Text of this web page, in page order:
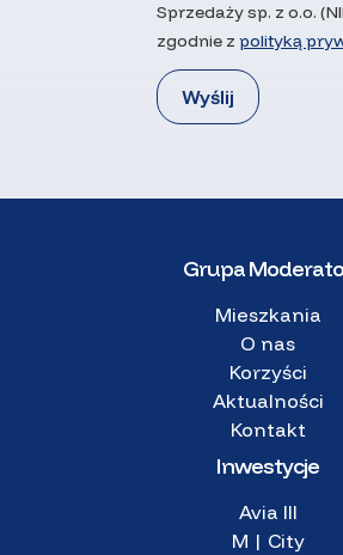
Sprzedaży sp. z o.o.
zgodnie zpolityką
Grupa
Mieszkania
O nas
Korzyści
Aktualności
Kontakt
Inwestycje
Avia III
M | City